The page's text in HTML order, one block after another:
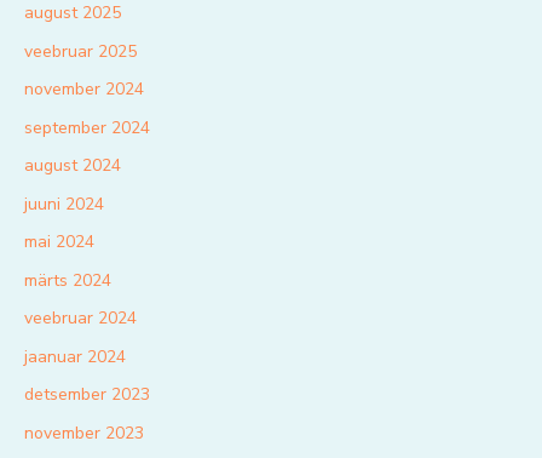
august 2025
veebruar 2025
november 2024
september 2024
august 2024
juuni 2024
mai 2024
märts 2024
veebruar 2024
jaanuar 2024
detsember 2023
november 2023